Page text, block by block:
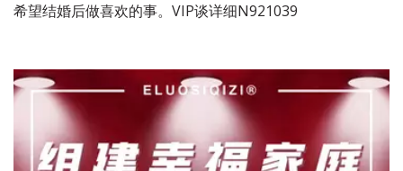
希望结婚后做喜欢的事。VIP谈详细N921039